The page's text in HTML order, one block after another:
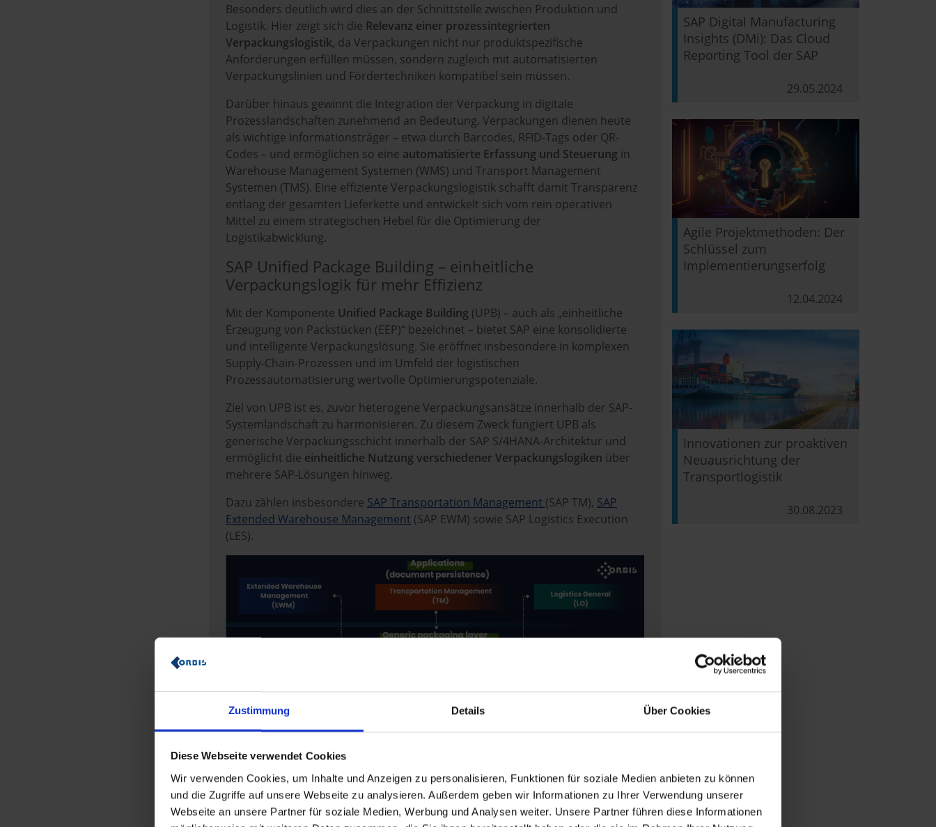
Zustimmung Details Über Cookies
Diese Webseite verwendet Cookies
Wir verwenden Cookies, um Inhalte und Anzeigen zu personalisieren, Funktionen für soziale Medien anbieten zu können
und die Zugriffe auf unsere Webseite zu analysieren. Außerdem geben wir Informationen zu Ihrer Verwendung unserer
Webseite an unsere Partner für soziale Medien, Werbung und Analysen weiter. Unsere Partner führen diese Informationen
Besonders deutlich wird dies an der Schnittstelle zwischen Produktion und
Logistik. Hier zeigt sich die Relevanz einer prozessintegrierten
Verpackungslogistik, da Verpackungen nicht nur produktspezifische
Anforderungen erfüllen müssen, sondern zugleich mit automatisierten
Verpackungslinien und Fördertechniken kompatibel sein müssen.
Darüber hinaus gewinnt die Integration der Verpackung in digitale
Prozesslandschaften zunehmend an Bedeutung. Verpackungen dienen heute
als wichtige Informationsträger – etwa durch Barcodes, RFID-Tags oder QR-
Codes – und ermöglichen so eine automatisierte Erfassung und Steuerung in
Warehouse Management Systemen (WMS) und Transport Management
Systemen (TMS). Eine effiziente Verpackungslogistik schafft damit Transparenz
entlang der gesamten Lieferkette und entwickelt sich vom rein operativen
Mittel zu einem strategischen Hebel für die Optimierung der
Logistikabwicklung.
SAP Unified Package Building – einheitliche
Verpackungslogik für mehr Effizienz
Mit der Komponente Unified Package Building (UPB) – auch als „einheitliche
Erzeugung von Packstücken (EEP)“ bezeichnet – bietet SAP eine konsolidierte
und intelligente Verpackungslösung. Sie eröffnet insbesondere in komplexen
Supply-Chain-Prozessen und im Umfeld der logistischen
Prozessautomatisierung wertvolle Optimierungspotenziale.
Ziel von UPB ist es, zuvor heterogene Verpackungsansätze innerhalb der SAP-
Systemlandschaft zu harmonisieren. Zu diesem Zweck fungiert UPB als
generische Verpackungsschicht innerhalb der SAP S/4HANA-Architektur und
ermöglicht die einheitliche Nutzung verschiedener Verpackungslogiken über
mehrere SAP-Lösungen hinweg.
Dazu zählen insbesondere SAP Transportation Management (SAP TM), SAP
Extended Warehouse Management (SAP EWM) sowie SAP Logistics Execution
(LES).
Wie funktioniert UPB technisch?
SAP Digital Manufacturing
Insights (DMi): Das Cloud
Reporting Tool der SAP
29.05.2024
Agile Projektmethoden: Der
Schlüssel zum
Implementierungserfolg
12.04.2024
Innovationen zur proaktiven
Neuausrichtung der
Transportlogistik
30.08.2023